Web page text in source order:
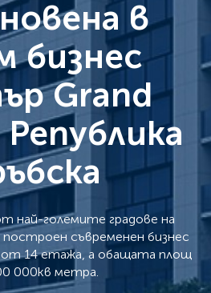
в
бизнес
Grand
най-големите градове на
построен съвременен бизнес
14 етажа, а обащата площ
000кв метра.